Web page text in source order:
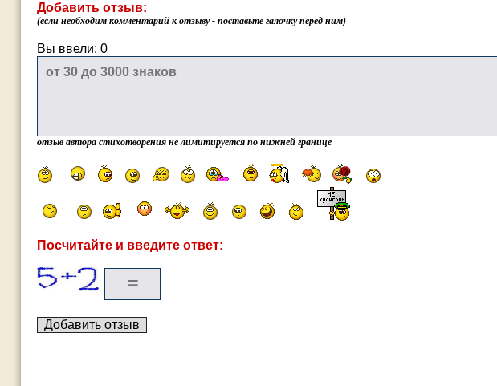
Добавить отзыв:
(если необходим комментарий к отзыву - поставьте галочку перед ним)
Вы ввели: 0
отзыв автора стихотворения не лимитируется по нижней границе
Посчитайте и введите ответ: